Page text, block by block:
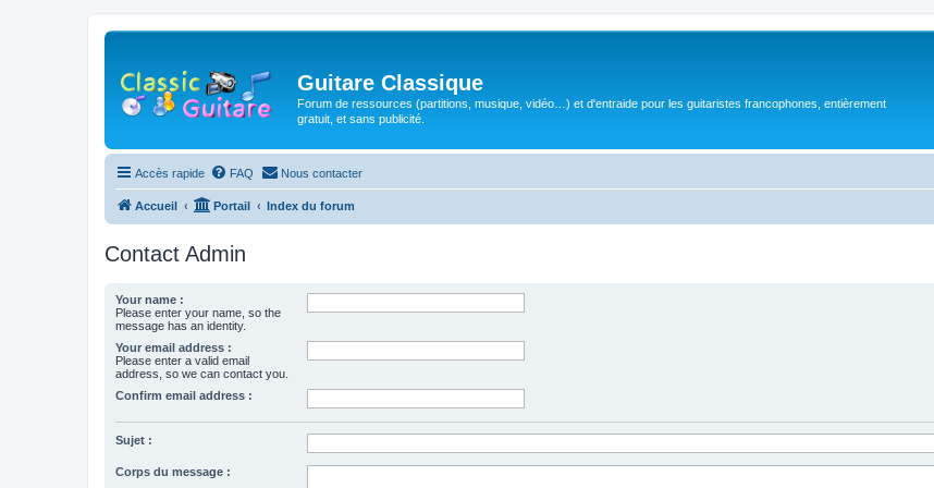
Guitare Classique
Forum de ressources (partitions, musique, vidéo…) et d'entraide pour les guitaristes francophones, entièrement
gratuit, et sans publicité.
Accès rapide FAQ Nous contacter
Accueil Portail Index du forum
Contact Admin
Your name :
Please enter your name, so the
message has an identity.
Your email address :
Please enter a valid email
address, so we can contact you.
Confirm email address :
Sujet :
Corps du message :